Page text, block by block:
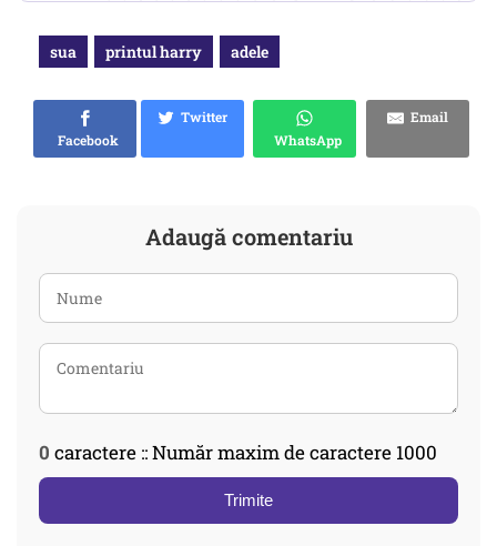
sua printul harry adele
Facebook
Twitter
WhatsApp
Email
Adaugă comentariu
0 caractere :: Număr maxim de caractere 1000
Trimite